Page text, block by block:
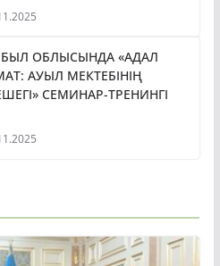
ОБЛЫСЫНДА «АДАЛ
АУЫЛ МЕКТЕБІНІҢ
СЕМИНАР-ТРЕНИНГІ